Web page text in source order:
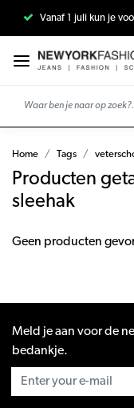
Vanaf 1 juli kun je
Home Tags
Producten
sleehak
Geen producten
Meld je aan voor de
bedankje.